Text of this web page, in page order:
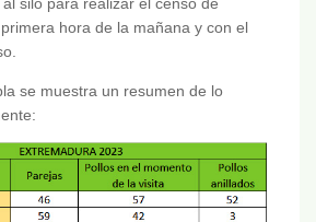
hora de la mañana y con el
se muestra un resumen de lo